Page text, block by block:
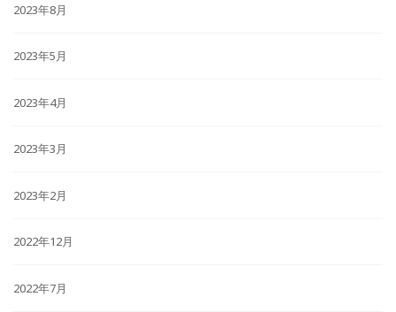
2023年8月
2023年5月
2023年4月
2023年3月
2023年2月
2022年12月
2022年7月